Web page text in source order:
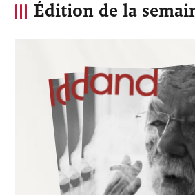
Édition de la